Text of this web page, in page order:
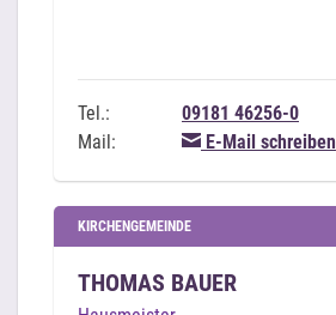
Tel.:
09181 46256-0
Mail:
E-Mail schreiben
KIRCHENGEMEINDE
THOMAS BAUER